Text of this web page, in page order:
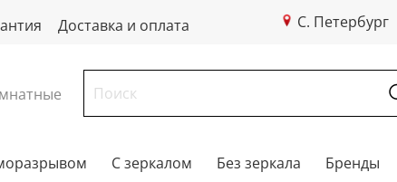
Доставка и оплата С. Петербург
С зеркалом Без зеркала Бренды